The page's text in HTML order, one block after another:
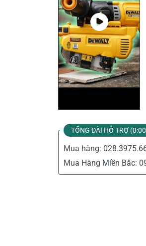
TỔNG ĐÀI HỖ TRỢ
Mua hàng:
Mua Hàng Miền Bắc: